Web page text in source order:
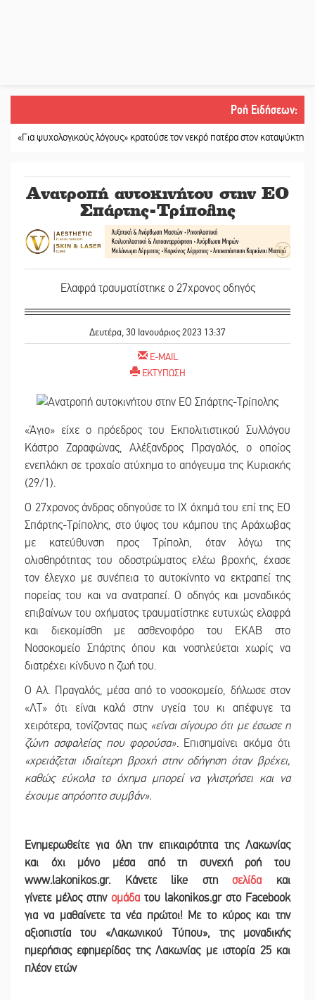
Ροή Ειδήσεων:
λόγους» κρατούσε τον νεκρό πατέρα στον καταψύκτη ||
Ανατροπή αυτοκινήτου στην ΕΟ
Σπάρτης-Τρίπολης
Ελαφρά τραυματίστηκε ο 27χρονος οδηγός
Δευτέρα, 30 Ιανουάριος 2023 13:37
E-MAIL
ΕΚΤΥΠΩΣΗ
«Άγιο» είχε ο πρόεδρος του Εκπολιτιστικού Συλλόγου
Κάστρο Ζαραφώνας, Αλέξανδρος Πραγαλός, ο οποίος
ενεπλάκη σε τροχαίο ατύχημα το απόγευμα της Κυριακής
(29/1).
Ο 27χρονος άνδρας οδηγούσε το ΙΧ όχημά του επί της ΕΟ
Σπάρτης-Τρίπολης, στο ύψος του κάμπου της Αράχωβας
με κατεύθυνση προς Τρίπολη, όταν λόγω της
ολισθηρότητας του οδοστρώματος ελέω βροχής, έχασε
τον έλεγχο με συνέπεια το αυτοκίνητο να εκτραπεί της
πορείας του και να ανατραπεί. Ο οδηγός και μοναδικός
επιβαίνων του οχήματος τραυματίστηκε ευτυχώς ελαφρά
και διεκομίσθη με ασθενοφόρο του ΕΚΑΒ στο
Νοσοκομείο Σπάρτης όπου και νοσηλεύεται χωρίς να
διατρέχει κίνδυνο η ζωή του.
Ο Αλ. Πραγαλός, μέσα από το νοσοκομείο, δήλωσε στον
«ΛΤ» ότι είναι καλά στην υγεία του κι απέφυγε τα
χειρότερα, τονίζοντας πως «είναι σίγουρο ότι με έσωσε η
ζώνη ασφαλείας που φορούσα». Επισημαίνει ακόμα ότι
«χρειάζεται ιδιαίτερη βροχή στην οδήγηση όταν βρέχει,
καθώς εύκολα το όχημα μπορεί να γλιστρήσει και να
έχουμε απρόοπτο συμβάν».
Ενημερωθείτε για όλη την επικαιρότητα της Λακωνίας
και όχι μόνο μέσα από τη συνεχή ροή του
www.lakonikos.gr. Κάνετε like στησελίδα και
γίνετε μέλος στην ομάδα του lakonikos.gr στο Facebook
για να μαθαίνετε τα νέα πρώτοι! Με το κύρος και την
αξιοπιστία του «Λακωνικού Τύπου», της μοναδικής
ημερήσιας εφημερίδας της Λακωνίας με ιστορία 25 και
πλέον ετών